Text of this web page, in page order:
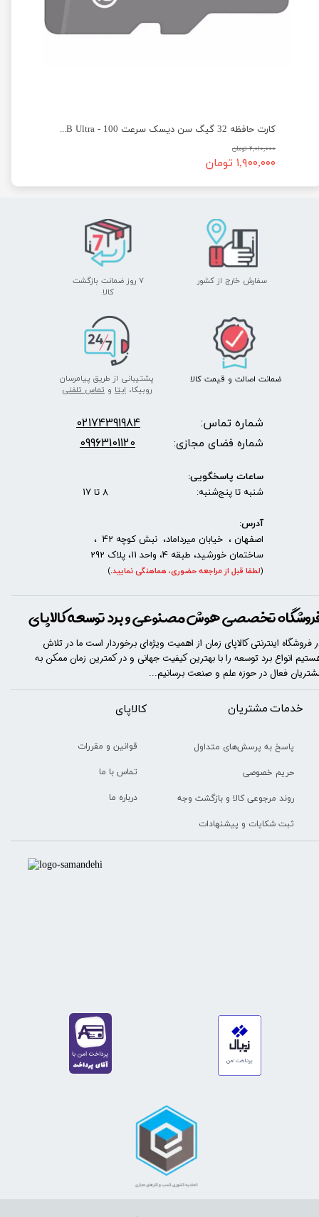
کارت حافظه 32 گیگ سن دیسک سرعت 100 - SanDisk micro SD 32GB Ultra
۲,۰۱۰,۰۰۰ تومان
۱,۹۰۰,۰۰۰ تومان
پشتیبانی از طریق پیامرسان
روبیکا، ایتا و تماس تلفنی
سفارش خارج از کشور
۷ روز ضمانت بازگشت
​​​​​​​کالا
ضمانت اصالت و قیمت​​​​​​​ کالا ​​​​​​​
خدمات مشتریان
پاسخ به پرسش‌های متداول
حریم خصوصی
روند مرجوعی کالا و بازگشت وجه
ثبت شکایات و پیشنهادات
​​کالاپای
قوانین و مقررات
تماس با ما
درباره ما
تخصصی هوش مصنوعی و برد توسعه کالاپای
فروشگاه اینترنتی کالاپای زمان از اهمیت ویژه‌ای برخوردار است ما در تلاش
انواع برد توسعه را با​​​ بهترین کیفیت جهانی و در کمترین زمان ممکن به
فعال در حوزه علم و صنعت برسانیم...
شماره تماس: 02174391984
شماره فضای مجازی: 09963101120
ساعات پاسخگویی:
شنبه تا پنج‌شنبه: 8 تا 17
آدرس:
اصفهان ، خیابان میرداماد، نبش کوچه 42 ،
ساختمان خورشید، طبقه 4، واحد 11، پلاک 292
(لطفا قبل از مراجعه حضوری، هماهنگی نمایید.
)